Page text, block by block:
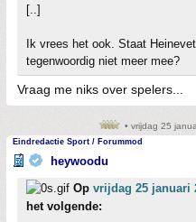
[..]
Ik vrees het ook. Staat
tegenwoordig niet meer mee?
Vraag me niks over spelers...
• vrijdag 25
Eindredactie Sport / Forummod
heywoodu
Op vrijdag 25 januari
het volgende: